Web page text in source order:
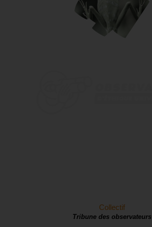
Collectif
Tribune des observateurs